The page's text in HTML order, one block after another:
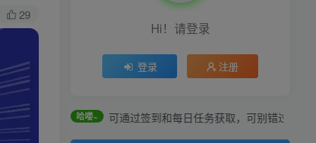
29
Hi！请登录
登录 注册
哈喽~
全站积分可通过签到和每日任务获取，可别错过哦！